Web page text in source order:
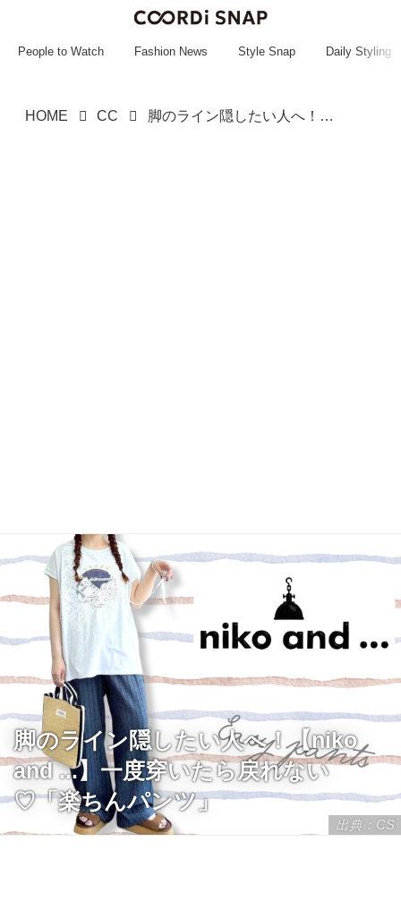
~~~~~~~~~~~
People to Watch Fashion News Style Snap Daily Styling
HOME CC 脚のライン隠したい人へ！【niko and ...】一度穿いたら戻れない♡「楽ちんパンツ」
出典：CS
脚のライン隠したい人へ！【niko
and ...】一度穿いたら戻れない
♡「楽ちんパンツ」